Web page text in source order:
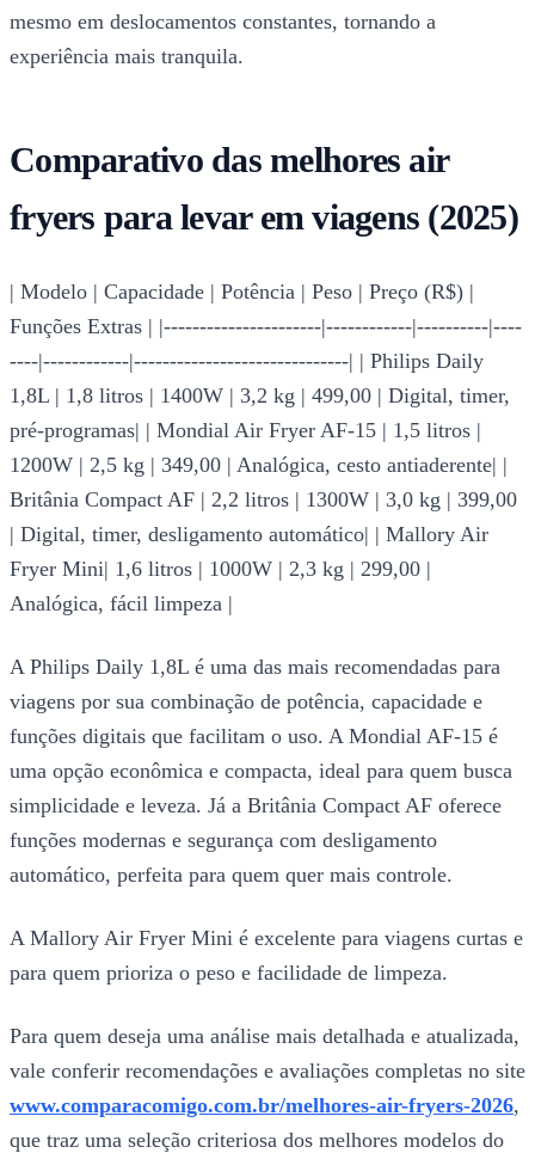
mesmo em deslocamentos constantes, tornando a
experiência mais tranquila.
Comparativo das melhores air
fryers para levar em viagens (2025)
| Modelo | Capacidade | Potência | Peso | Preço (R$) |
Funções Extras | |----------------------|------------|----------|----
----|------------|------------------------------| | Philips Daily
1,8L | 1,8 litros | 1400W | 3,2 kg | 499,00 | Digital, timer,
pré-programas| | Mondial Air Fryer AF-15 | 1,5 litros |
1200W | 2,5 kg | 349,00 | Analógica, cesto antiaderente| |
Britânia Compact AF | 2,2 litros | 1300W | 3,0 kg | 399,00
| Digital, timer, desligamento automático| | Mallory Air
Fryer Mini| 1,6 litros | 1000W | 2,3 kg | 299,00 |
Analógica, fácil limpeza |
A Philips Daily 1,8L é uma das mais recomendadas para
viagens por sua combinação de potência, capacidade e
funções digitais que facilitam o uso. A Mondial AF-15 é
uma opção econômica e compacta, ideal para quem busca
simplicidade e leveza. Já a Britânia Compact AF oferece
funções modernas e segurança com desligamento
automático, perfeita para quem quer mais controle.
A Mallory Air Fryer Mini é excelente para viagens curtas e
para quem prioriza o peso e facilidade de limpeza.
Para quem deseja uma análise mais detalhada e atualizada,
vale conferir recomendações e avaliações completas no site
www.comparacomigo.com.br/melhores-air-fryers-2026,
que traz uma seleção criteriosa dos melhores modelos do